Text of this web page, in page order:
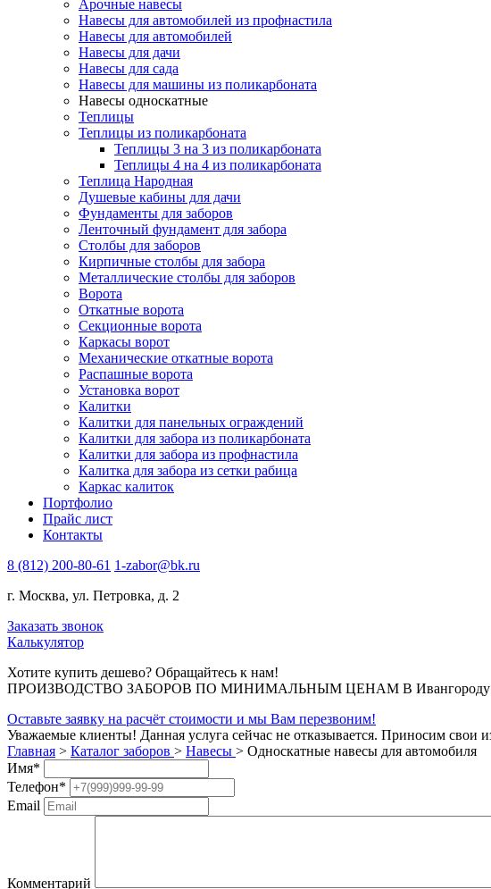
Арочные навесы
Навесы для автомобилей из профнастила
Навесы для автомобилей
Навесы для дачи
Навесы для сада
Навесы для машины из поликарбоната
Навесы односкатные
Теплицы
Теплицы из поликарбоната
Теплицы 3 на 3 из поликарбоната
Теплицы 4 на 4 из поликарбоната
Теплица Народная
Душевые кабины для дачи
Фундаменты для заборов
Ленточный фундамент для забора
Столбы для заборов
Кирпичные столбы для забора
Металлические столбы для заборов
Ворота
Откатные ворота
Секционные ворота
Каркасы ворот
Механические откатные ворота
Распашные ворота
Установка ворот
Калитки
Калитки для панельных ограждений
Калитки для забора из поликарбоната
Калитки для забора из профнастила
Калитка для забора из сетки рабица
Каркас калиток
Портфолио
Прайс лист
Контакты
8 (812) 200-80-61 1-zabor@bk.ru
г. Москва, ул. Петровка, д. 2
Заказать звонок
Калькулятор
Хотите купить дешево? Обращайтесь к нам!
ПРОИЗВОДСТВО ЗАБОРОВ ПО МИНИМАЛЬНЫМ ЦЕНАМ В
Оставьте заявку на расчёт стоимости и мы Вам перезвоним!
Уважаемые клиенты! Данная услуга сейчас не отказывается. Приносим свои
Главная > Каталог заборов > Навесы > Односкатные навесы для автомобиля
Имя*
Телефон*
Email
Комментарий